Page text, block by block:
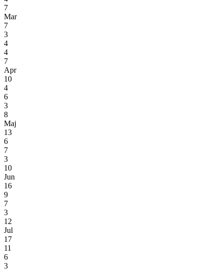
7
Mar
7
3
4
4
7
Apr
10
4
6
3
8
Maj
13
6
7
3
10
Jun
16
9
7
3
12
Jul
17
11
6
3